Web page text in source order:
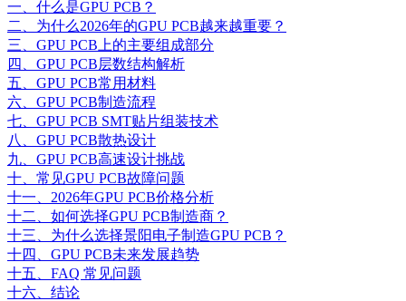
一、什么是GPU PCB？
二、为什么2026年的GPU PCB越来越重要？
三、GPU PCB上的主要组成部分
四、GPU PCB层数结构解析
五、GPU PCB常用材料
六、GPU PCB制造流程
七、GPU PCB SMT贴片组装技术
八、GPU PCB散热设计
九、GPU PCB高速设计挑战
十、常见GPU PCB故障问题
十一、2026年GPU PCB价格分析
十二、如何选择GPU PCB制造商？
十三、为什么选择景阳电子制造GPU PCB？
十四、GPU PCB未来发展趋势
十五、FAQ 常见问题
十六、结论